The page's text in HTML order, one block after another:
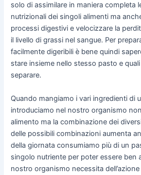
solo di assimilare in maniera completa
nutrizionali dei singoli alimenti ma
processi digestivi e velocizzare la
il livello di grassi nel sangue. Per
facilmente digeribili è bene quindi
stare insieme nello stesso pasto e
separare.
Quando mangiamo i vari ingredienti di
introduciamo nel nostro organismo
alimento ma la combinazione dei
delle possibili combinazioni aumenta
della giornata consumiamo più di un
singolo nutriente per poter essere ben
nostro organismo necessita